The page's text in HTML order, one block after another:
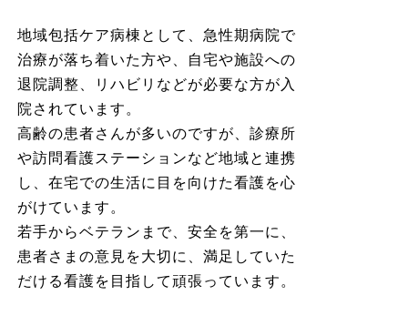
地域包括ケア病棟として、急性期病院で
治療が落ち着いた方や、自宅や施設への
退院調整、リハビリなどが必要な方が入
院されています。
高齢の患者さんが多いのですが、診療所
や訪問看護ステーションなど地域と連携
し、在宅での生活に目を向けた看護を心
がけています。
若手からベテランまで、安全を第一に、
患者さまの意見を大切に、満足していた
だける看護を目指して頑張っています。